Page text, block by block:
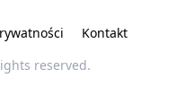
Kontakt
reserved.